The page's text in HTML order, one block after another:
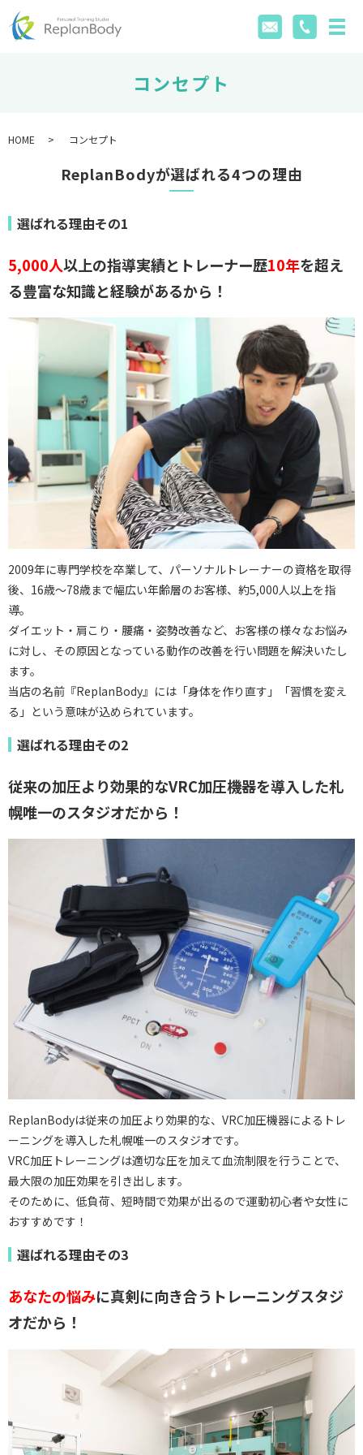
コンセプト
HOME コンセプト
ReplanBodyが選ばれる4つの理由
選ばれる理由その1
5,000人以上の指導実績とトレーナー歴10年を超え
る豊富な知識と経験があるから！
2009年に専門学校を卒業して、パーソナルトレーナーの資格を取得
後、16歳～78歳まで幅広い年齢層のお客様、約5,000人以上を指
導。
ダイエット・肩こり・腰痛・姿勢改善など、お客様の様々なお悩み
に対し、その原因となっている動作の改善を行い問題を解決いたし
ます。
当店の名前『ReplanBody』には「身体を作り直す」「習慣を変え
る」という意味が込められています。
選ばれる理由その2
従来の加圧より効果的なVRC加圧機器を導入した札
幌唯一のスタジオだから！
ReplanBodyは従来の加圧より効果的な、VRC加圧機器によるトレ
ーニングを導入した札幌唯一のスタジオです。
VRC加圧トレーニングは適切な圧を加えて血流制限を行うことで、
最大限の加圧効果を引き出します。
そのために、低負荷、短時間で効果が出るので運動初心者や女性に
おすすめです！
選ばれる理由その3
あなたの悩みに真剣に向き合うトレーニングスタジ
オだから！